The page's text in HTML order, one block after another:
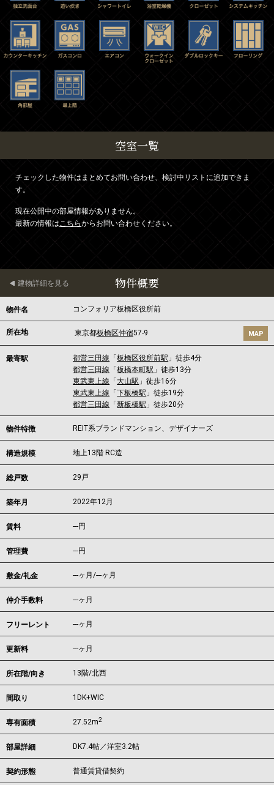
空室一覧
チェックした物件はまとめてお問い合わせ、検討中リストに追加できま
す。
現在公開中の部屋情報がありません。
最新の情報はこちらからお問い合わせください。
物件概要
建物詳細を見る
物件名 コンフォリア板橋区役所前
所在地 東京都板橋区仲宿57-9 MAP
最寄駅 都営三田線 「板橋区役所前駅 」徒歩4分
都営三田線 「板橋本町駅 」徒歩13分
東武東上線 「 大山駅 」徒歩16分
東武東上線 「下板橋駅 」徒歩19分
都営三田線 「新板橋駅 」徒歩20分
物件特徴 REIT系ブランドマンション、デザイナーズ
構造規模 地上13階 RC造
総戸数 29戸
築年月 2022年12月
賃料 ---円
管理費 ---円
敷金/礼金 ---ヶ月/---ヶ月
仲介手数料 ---ヶ月
フリーレント ---ヶ月
更新料 ---ヶ月
所在階/向き 13階/北西
間取り 1DK+WIC
専有面積 27.52m2
部屋詳細 DK7.4帖／洋室3.2帖
契約形態 普通賃貸借契約